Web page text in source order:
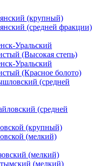
(крупный)
(средней фракции)
Уральский
(Высокая степь)
Уральский
(Красное болото)
(средней
(средней
(крупный)
(мелкий)
(мелкий)
(мелкий)